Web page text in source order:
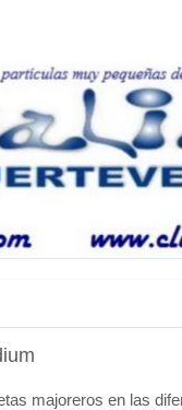
majoreros en las